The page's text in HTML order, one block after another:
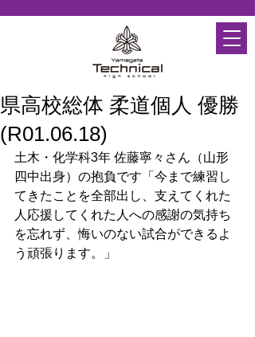
県高校総体 柔道個人 優勝
(R01.06.18)
土木・化学科3年 佐藤寧々さん（山形
四中出身）の抱負です「今まで練習し
てきたことを全部出し、支えてくれた
人応援してくれた人への感謝の気持ち
を忘れず、悔いのない試合ができるよ
う頑張ります。」